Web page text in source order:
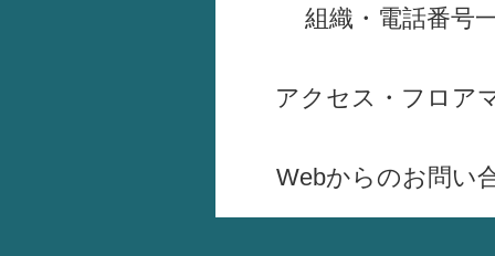
組織・電話番号
アクセス・フロア
Webからのお問い